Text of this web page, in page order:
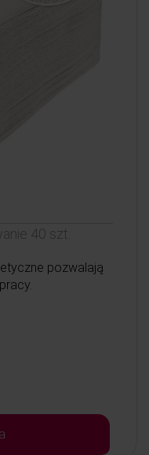
40 szt.
pozwalają